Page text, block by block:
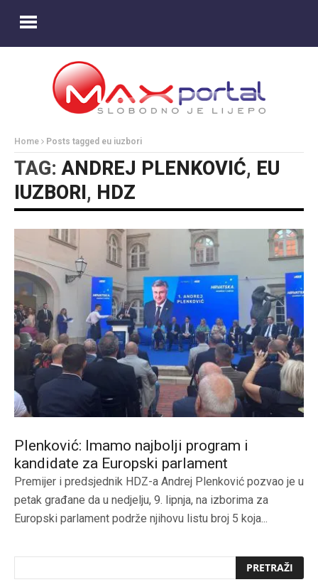
Home Posts tagged eu iuzbori
TAG:ANDREJ PLENKOVIĆ, EU
IUZBORI , HDZ
Plenković: Imamo najbolji program i
kandidate za Europski parlament
Premijer i predsjednik HDZ-a Andrej Plenković pozvao je u
petak građane da u nedjelju, 9. lipnja, na izborima za
Europski parlament podrže njihovu listu broj 5 koja...